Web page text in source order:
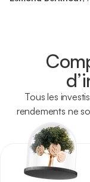
Tous les
rendements ne